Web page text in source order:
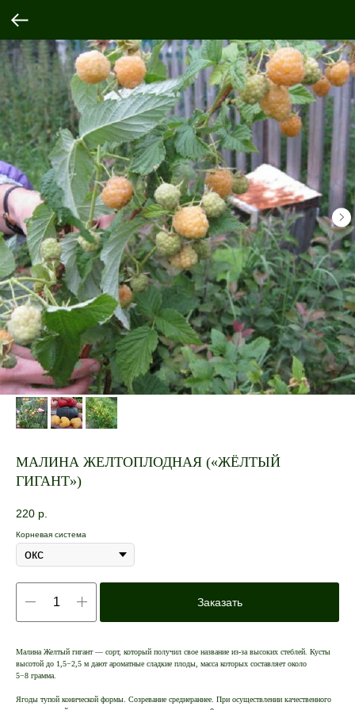
МАЛИНА ЖЕЛТОПЛОДНАЯ («ЖЁЛТЫЙ
ГИГАНТ»)
220 р.
Корневая система
Заказать
Малина Желтый гигант — сорт, который получил свое название из-за высоких стеблей. Кусты
высотой до 1,5−2,5 м дают ароматные сладкие плоды, масса которых составляет около
5−8 грамма.
Ягоды тупой конической формы. Созревание среднераннее. При осуществлении качественного